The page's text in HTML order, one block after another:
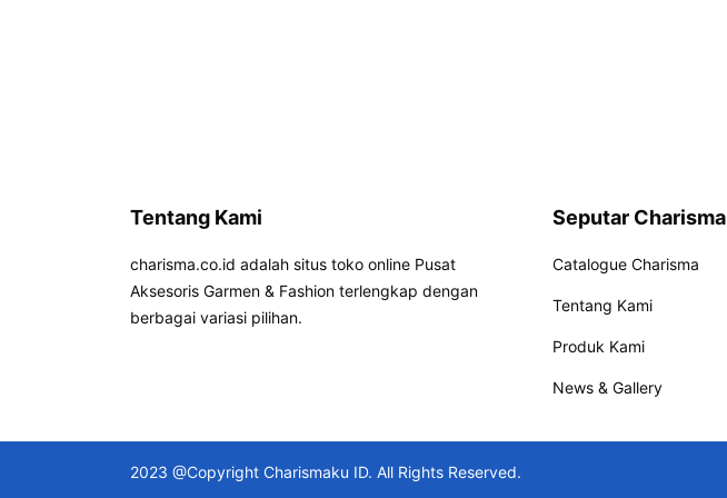
Tentang Kami
charisma.co.id adalah situs toko online Pusat
Aksesoris Garmen & Fashion terlengkap dengan
berbagai variasi pilihan.
Seputar Charisma
Catalogue Charisma
Tentang Kami
Produk Kami
News & Gallery
2023 @Copyright Charismaku ID. All Rights Reserved.